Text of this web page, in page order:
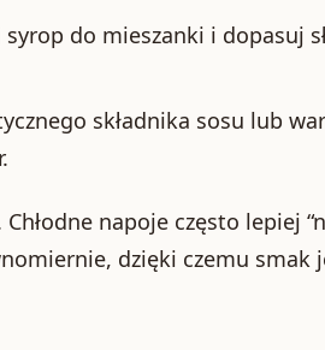
do mieszanki i dopasuj
składnika sosu lub
napoje często lepiej
dzięki czemu smak